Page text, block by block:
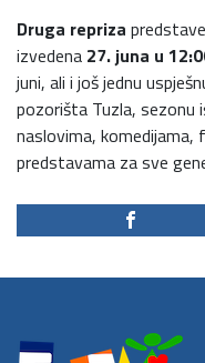
Druga repriza
izvedena 27. juna u
juni, ali i još jednu
pozorišta Tuzla, sezonu
naslovima,
predstavama za sve